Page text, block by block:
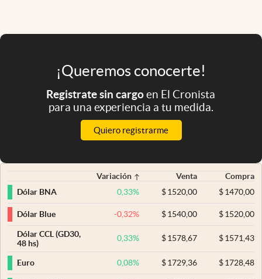
¡Queremos conocerte!
Registrate sin cargoen El Cronista
para una experiencia a tu medida.
Quiero registrarme
Variación Venta
Compra
Dólar BNA
0,33% $ 1520,00 $1470,00
Dólar Blue -0,32% $ 1540,00 $1520,00
Dólar CCL (GD30,
48 hs)
0,33% $ 1578,67 $1571,43
Euro 0,08% $ 1729,36 $1728,48